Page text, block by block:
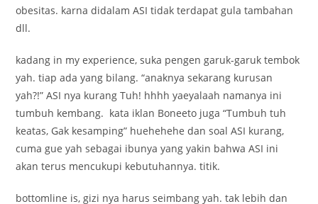
obesitas. karna didalam ASI tidak terdapat gula tambahan
dll.
kadang in my experience, suka pengen garuk-garuk tembok
yah. tiap ada yang bilang. “anaknya sekarang kurusan
yah?!” ASI nya kurang Tuh! hhhh yaeyalaah namanya ini
tumbuh kembang. kata iklan Boneeto juga “Tumbuh tuh
keatas, Gak kesamping” huehehehe dan soal ASI kurang,
cuma gue yah sebagai ibunya yang yakin bahwa ASI ini
akan terus mencukupi kebutuhannya. titik.
bottomline is, gizi nya harus seimbang yah. tak lebih dan